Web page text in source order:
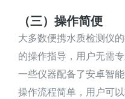
（三）操作简便
大多数便携水质检测仪
的操作指导，用户无需
一些仪器配备了安卓智
操作流程简单，用户可